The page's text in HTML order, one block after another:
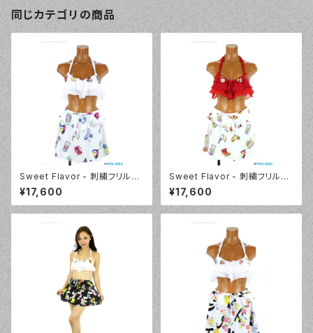
同じカテゴリの商品
Sweet Flavor - 刺繍フリルプ
リントスカート付 3点セット（33
7020 - 80:ブルー）
¥17,600
Sweet Flavor - 刺繍フリルプ
リントスカート付 3点セット（33
7020 - 40:レッド）
¥17,600